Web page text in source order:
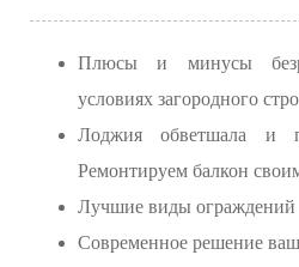
Плюсы и минусы
условиях загородного
Лоджия обветшала и
Ремонтируем балкон
Лучшие виды ограждений
Современное решение